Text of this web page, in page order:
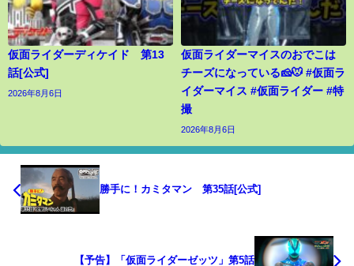
仮面ライダーディケイド 第13
話[公式]
2026年8月6日
仮面ライダーマイスのおでこは
チーズになっている🧀🐭 #仮面ラ
イダーマイス #仮面ライダー #特
撮
2026年8月6日
勝手に！カミタマン 第35話[公式]
【予告】「仮面ライダーゼッツ」第5話